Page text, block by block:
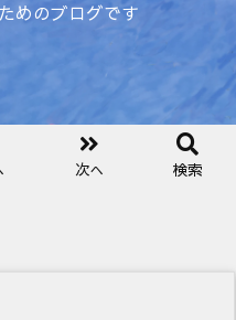
めのブログです
次へ 検索